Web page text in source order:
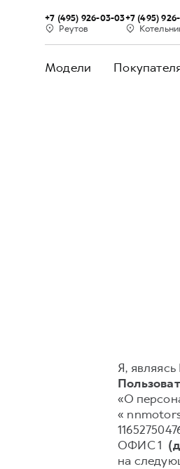
+7 (495) 926-03-03
Реутов
+7 (495)
Модели
Я,
«О
«
ОФИС 1
на